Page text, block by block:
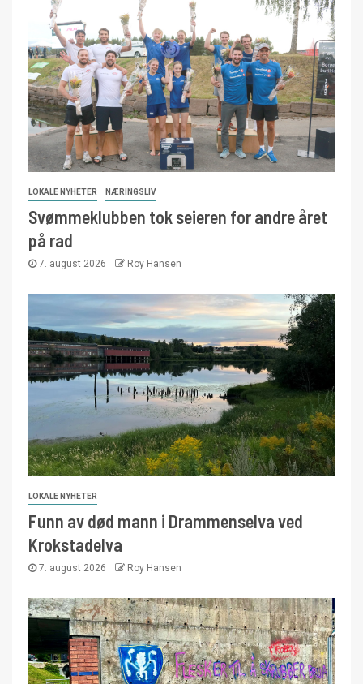
LOKALE NYHETER NÆRINGSLIV
Svømmeklubben tok seieren for andre året
på rad
7. august 2026 Roy Hansen
LOKALE NYHETER
Funn av død mann i Drammenselva ved
Krokstadelva
7. august 2026 Roy Hansen